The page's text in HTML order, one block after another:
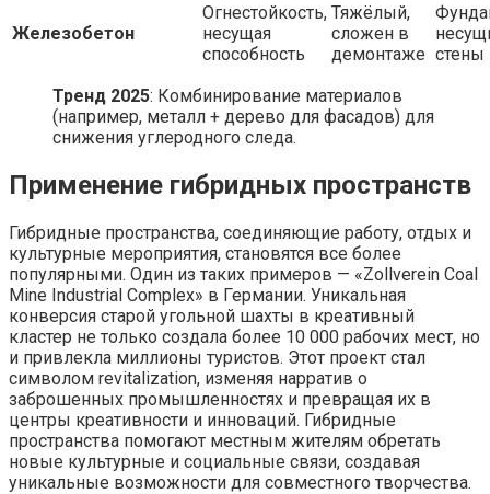
Железобетон
Огнестойкость,
несущая
способность
Тяжёлый,
сложен в
демонтаже стены
Тренд 2025: Комбинирование материалов
(например, металл + дерево для фасадов) для
снижения углеродного следа.
Применение гибридных пространств
Гибридные пространства, соединяющие работу, отдых и
культурные мероприятия, становятся все более
популярными. Один из таких примеров — «Zollverein Coal
Mine Industrial Complex» в Германии. Уникальная
конверсия старой угольной шахты в креативный
кластер не только создала более 10 000 рабочих мест, но
и привлекла миллионы туристов. Этот проект стал
символом revitalization, изменяя нарратив о
заброшенных промышленностях и превращая их в
центры креативности и инноваций. Гибридные
пространства помогают местным жителям обретать
новые культурные и социальные связи, создавая
уникальные возможности для совместного творчества.